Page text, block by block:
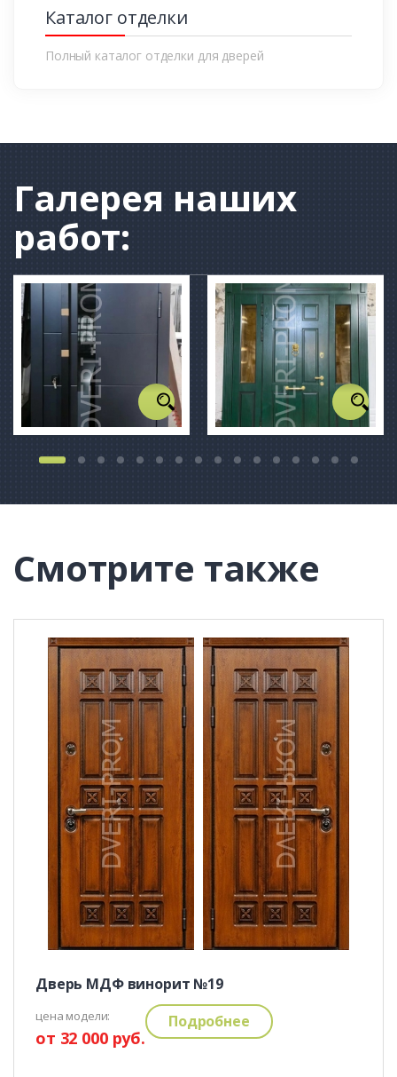
Каталог отделки
Полный каталог отделки для дверей
Галерея наших
работ:
Смотрите также
Дверь МДФ винорит №19
цена модели:
от 32 000 руб.
Подробнее